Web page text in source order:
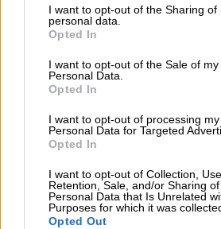
not limited to your visit or usage
grant or deny consent to Google and
use your data for below specified
consent section.
I want to opt-out of the Sharing of
personal data.
Opted In
I want to opt-out of the Sale of my
Personal Data.
Opted In
I want to opt-out of processing my
Personal Data for Targeted
Opted In
I want to opt-out of Collection, Use,
Retention, Sale, and/or Sharing
Personal Data that Is Unrelated
Purposes for which it was
Opted Out
Αποτροπιασμός στη
11χρονος κατήγγειλε
15χρονο -
Στην περιοχή βρέθηκε σε
SuperstarτηςSeajetsπου
ανοιχτά στο λιμάνι της
αποφασίστηκε η συνδρομή